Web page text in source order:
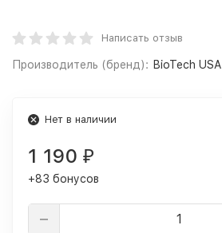
Написать отзыв
Производитель (бренд): BioTech USA
Нет в наличии
1 190 ₽
+83 бонусов